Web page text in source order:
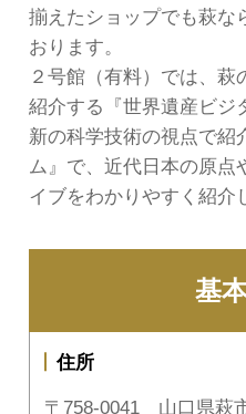
揃えたショップでも萩な
おります。
２号館（有料）では、
紹介する『世界遺産ビジ
新の科学技術の視点で紹
ム』で、近代日本の原点
イブをわかりやすく紹介
基
住所
〒758-0041 山口県萩